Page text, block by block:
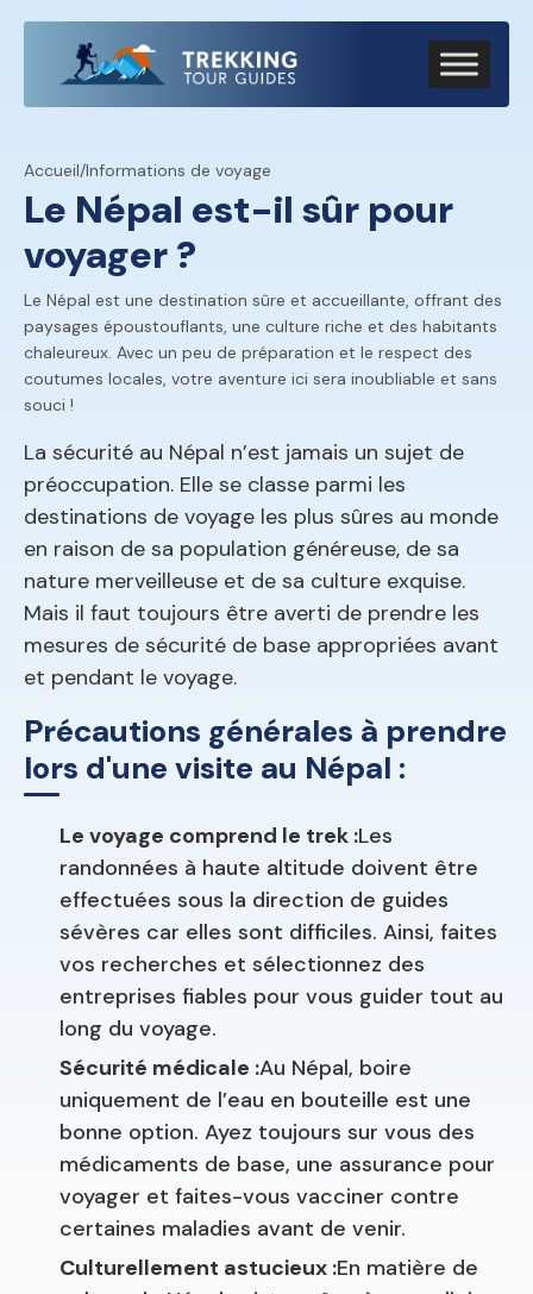
Accueil/Informations de voyage
Le Népal est-il sûr pour
voyager ?
Le Népal est une destination sûre et accueillante, offrant des
paysages époustouflants, une culture riche et des habitants
chaleureux. Avec un peu de préparation et le respect des
coutumes locales, votre aventure ici sera inoubliable et sans
souci !
La sécurité au Népal n’est jamais un sujet de
préoccupation. Elle se classe parmi les
destinations de voyage les plus sûres au monde
en raison de sa population généreuse, de sa
nature merveilleuse et de sa culture exquise.
Mais il faut toujours être averti de prendre les
mesures de sécurité de base appropriées avant
et pendant le voyage.
Précautions générales à prendre
lors d'une visite au Népal :
Le voyage comprend le trek :Les
randonnées à haute altitude doivent être
effectuées sous la direction de guides
sévères car elles sont difficiles. Ainsi, faites
vos recherches et sélectionnez des
entreprises fiables pour vous guider tout au
long du voyage.
Sécurité médicale :Au Népal, boire
uniquement de l’eau en bouteille est une
bonne option. Ayez toujours sur vous des
médicaments de base, une assurance pour
voyager et faites-vous vacciner contre
certaines maladies avant de venir.
Culturellement astucieux :En matière de